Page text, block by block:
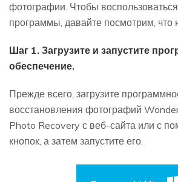
фотографии. Чтобы
программы, давайте посмотрим, что
Шаг 1. Загрузите и запустите
обеспечение.
Прежде всего, загрузите
восстановления фотографий
Photo Recovery с веб-сайта или с
кнопок, а затем запустите его.